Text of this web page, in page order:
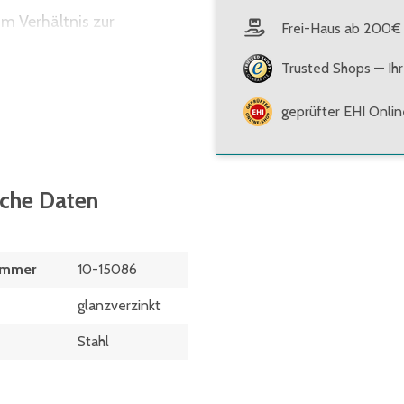
Verhältnis zur
deren
(z.B. Schubladen) und
Daten
10-15086
glanzverzinkt
Stahl
Frei-Haus ab 200€
Trusted Shops —
geprüfter EHI